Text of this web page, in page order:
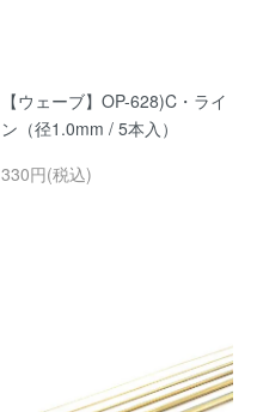
【ウェーブ】OP-628)C・ライ
ン（径1.0mm / 5本入）
330円(税込)